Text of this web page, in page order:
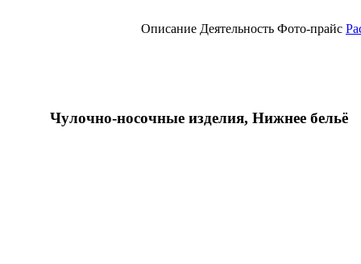
Описание Деятельность Фото-прайс
Чулочно-носочные изделия, Нижнее бельё